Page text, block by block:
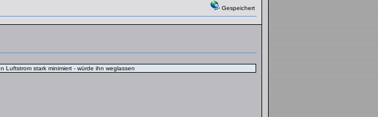
Gespeichert
stark minimiert - würde ihn weglassen